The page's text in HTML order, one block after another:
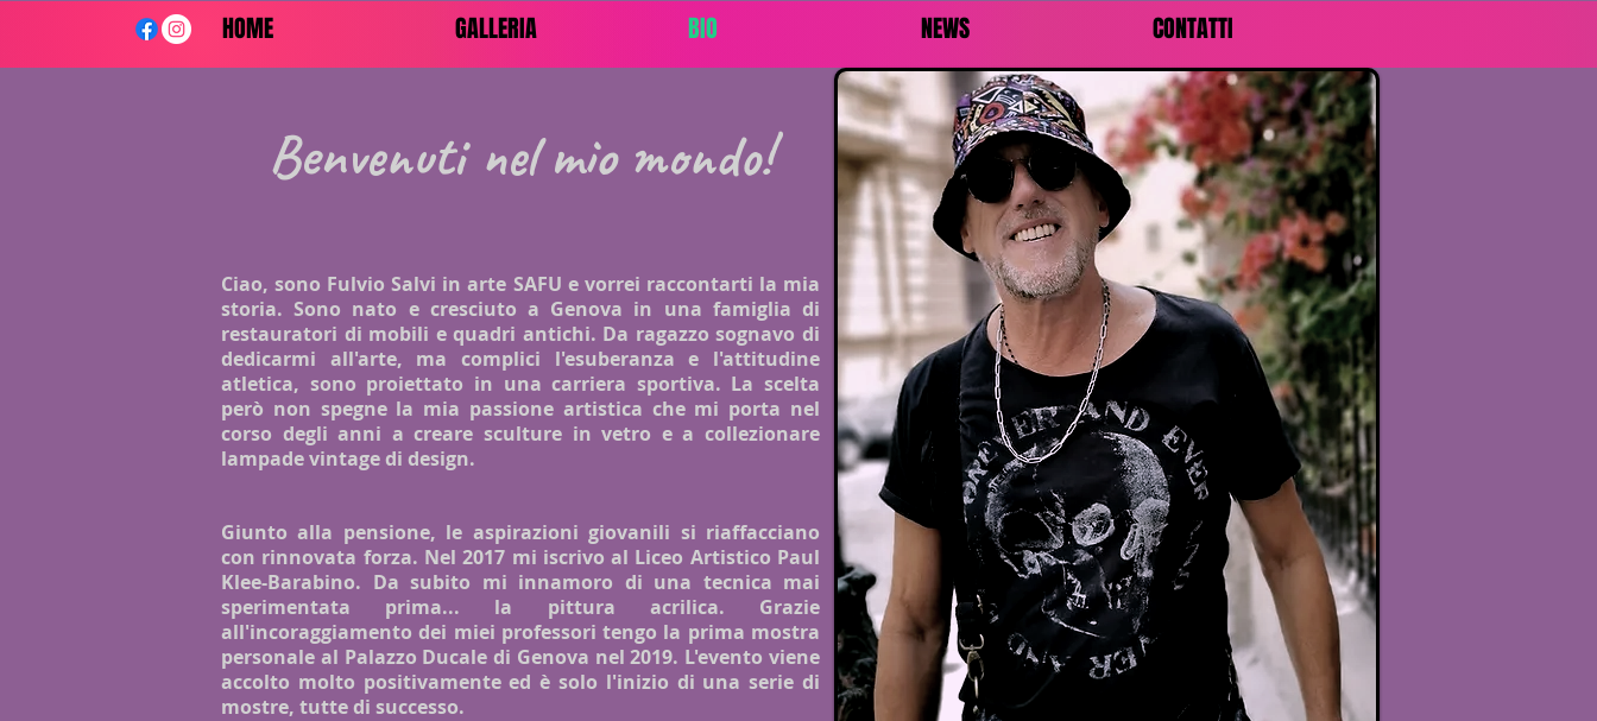
HOME GALLERIA BIO NEWS CONTATTI
Benvenuti nel mio mondo!
Ciao, sono Fulvio Salvi in arte SAFU e vorrei raccontarti la mia
storia. Sono nato e cresciuto a Genova in una famiglia di
restauratori di mobili e quadri antichi. Da ragazzo sognavo di
dedicarmi all'arte, ma complici l'esuberanza e l'attitudine
atletica, sono proiettato in una carriera sportiva. La scelta
però non spegne la mia passione artistica che mi porta nel
corso degli anni a creare sculture in vetro e a collezionare
lampade vintage di design.
Giunto alla pensione, le aspirazioni giovanili si riaffacciano
con rinnovata forza. Nel 2017 mi iscrivo al Liceo Artistico Paul
Klee-Barabino. Da subito mi innamoro di una tecnica mai
sperimentata prima... la pittura acrilica. Grazie
all'incoraggiamento dei miei professori tengo la prima mostra
personale al Palazzo Ducale di Genova nel 2019. L'evento viene
accolto molto positivamente ed è solo l'inizio di una serie di
mostre, tutte di successo.